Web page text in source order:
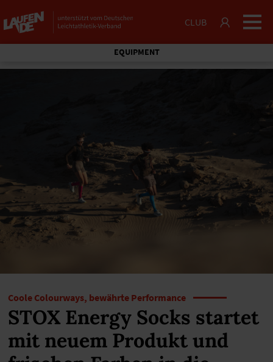
CLUB
EQUIPMENT
Coole Colourways, bewährte Performance
STOX Energy Socks startet
mit neuem Produkt und